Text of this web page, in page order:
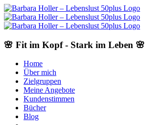
Skip
to
content
🌸 Fit im Kopf - Stark im Leben 🌸
Home
Über mich
Zielgruppen
Meine Angebote
Kundenstimmen
Bücher
Blog